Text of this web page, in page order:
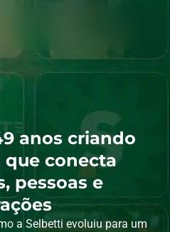
anos criando
conecta
pessoas e
a Selbetti evoluiu para um